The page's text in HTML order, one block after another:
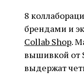
8
брендами и
Collab Shop.
вышивкой от
выдержат